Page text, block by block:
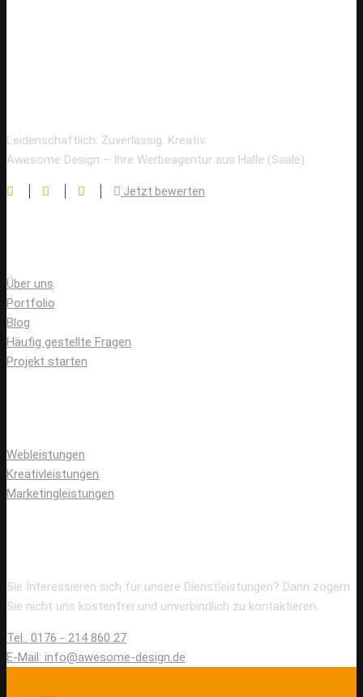
Leidenschaftlich. Zuverlässig. Kreativ.
Awesome Design – Ihre Werbeagentur aus Halle (Saale).
Jetzt bewerten
Über uns
Portfolio
Blog
Häufig gestellte Fragen
Projekt starten
Webleistungen
Kreativleistungen
Marketingleistungen
Sie Interessieren sich für unsere Dienstleistungen? Dann zögern
Sie nicht uns kostenfrei und unverbindlich zu kontaktieren.
Tel.: 0176 - 214 860 27
E-Mail: info@awesome-design.de